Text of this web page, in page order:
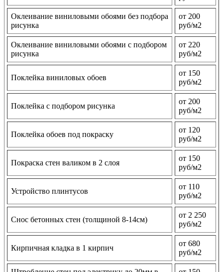
Оклеивание виниловыми обоями без подбора
рисунка
от 200
руб/м2
Оклеивание виниловыми обоями с подбором
рисунка
от 220
руб/м2
Поклейка виниловых обоев
от 150
руб/м2
Поклейка с подбором рисунка
от 200
руб/м2
Поклейка обоев под покраску
от 120
руб/м2
Покраска стен валиком в 2 слоя
от 150
руб/м2
Устройство плинтусов
от 110
руб/м2
Снос бетонных стен (толщиной 8-14см)
от 2 250
руб/м2
Кирпичная кладка в 1 кирпич
от 680
руб/м2